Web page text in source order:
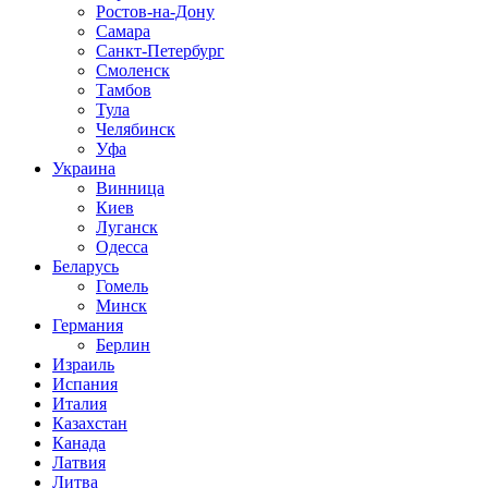
Ростов-на-Дону
Самара
Санкт-Петербург
Смоленск
Тамбов
Тула
Челябинск
Уфа
Украина
Винница
Киев
Луганск
Одесса
Беларусь
Гомель
Минск
Германия
Берлин
Израиль
Испания
Италия
Казахстан
Канада
Латвия
Литва